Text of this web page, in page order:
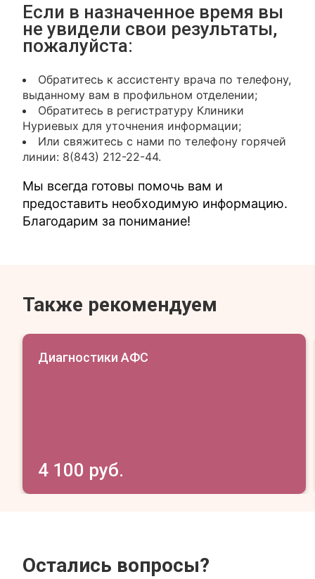
Если в назначенное время вы
не увидели свои результаты,
пожалуйста:
Обратитесь к ассистенту врача по телефону,
выданному вам в профильном отделении;
Обратитесь в регистратуру Клиники
Нуриевых для уточнения информации;
Или свяжитесь с нами по телефону горячей
линии: 8(843) 212-22-44.
Мы всегда готовы помочь вам и
предоставить необходимую информацию.
Благодарим за понимание!
Также рекомендуем
Диагностики АФС
4 100 руб.
Остались вопросы?